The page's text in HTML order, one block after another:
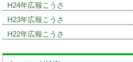
H24年広報こうさ
H23年広報こうさ
H22年広報こうさ